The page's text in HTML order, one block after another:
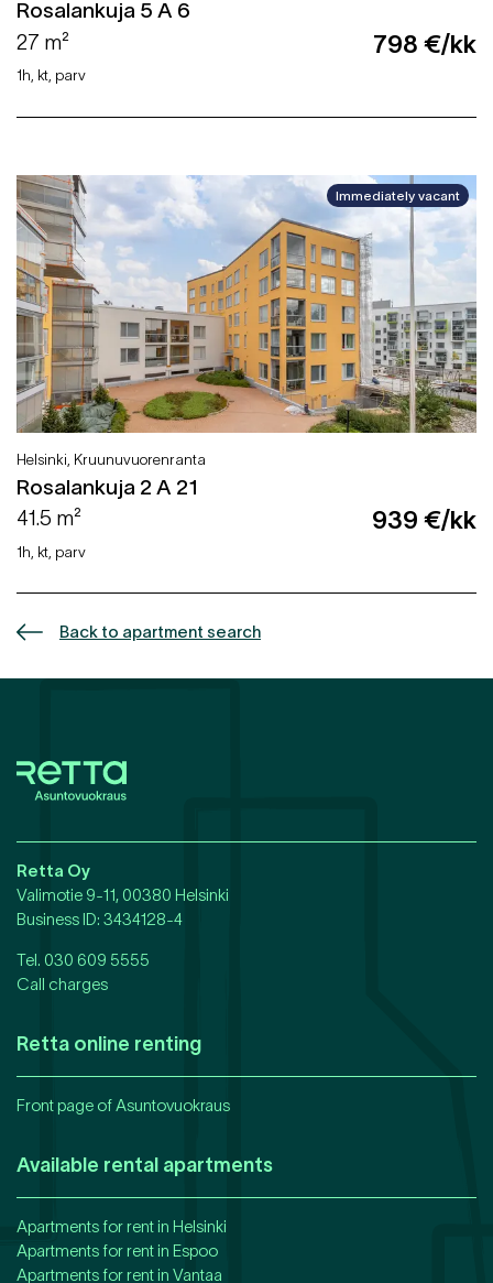
Rosalankuja 5 A 6
27 m²
798 €/kk
1h, kt, parv
Immediately vacant
Helsinki, Kruunuvuorenranta
Rosalankuja 2 A 21
41.5 m²
939 €/kk
1h, kt, parv
Back to apartment search
Retta Oy
Valimotie 9-11, 00380 Helsinki
Business ID: 3434128-4
Tel. 030 609 5555
Call charges
Retta online renting
Front page of Asuntovuokraus
Available rental apartments
Apartments for rent in Helsinki
Apartments for rent in Espoo
Apartments for rent in Vantaa